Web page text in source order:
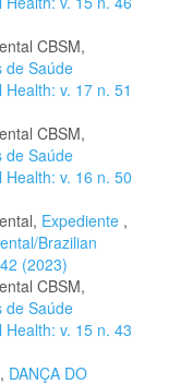
CBSM,
de Saúde
v. 17 n. 51
CBSM,
de Saúde
v. 16 n. 50
Expediente ,
Brazilian
(2023)
CBSM,
de Saúde
v. 15 n. 43
DANÇA DO